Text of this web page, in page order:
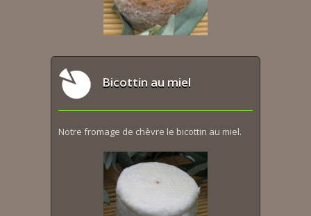
Bicottin au miel
Notre fromage de chèvre le bicottin au miel.